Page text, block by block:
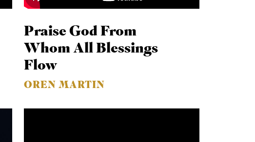
Praise God From
Whom All Blessings
Flow
OREN MARTIN